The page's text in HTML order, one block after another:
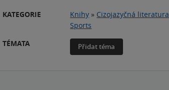
KATEGORIE Knihy » Cizojazyčná literatura
Sports
TÉMATA
Přidat téma